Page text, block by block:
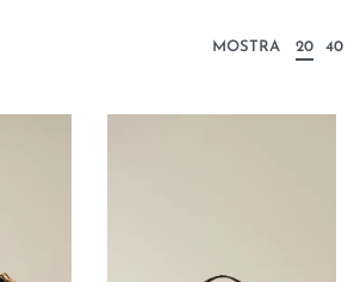
MOSTRA 20 40